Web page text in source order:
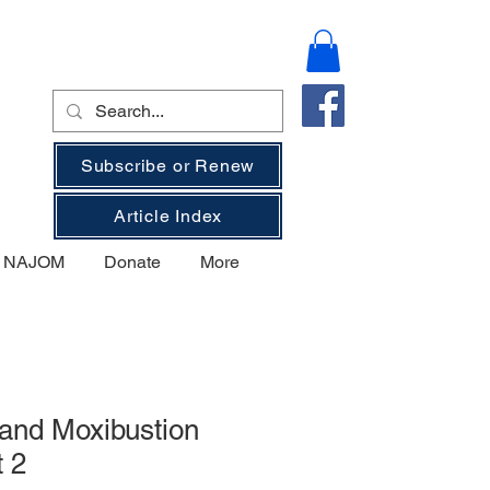
Subscribe or Renew
Article Index
Donate More
Moxibustion
2